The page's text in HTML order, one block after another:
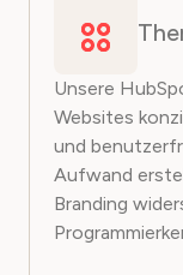
Unsere
Websites
und
Aufwand
Branding